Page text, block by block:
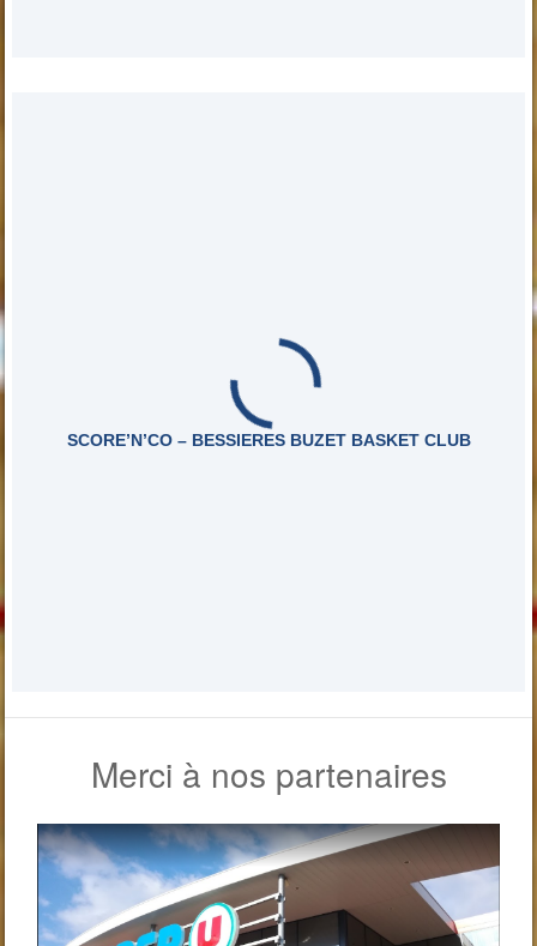
SCORE’N’CO – BESSIERES BUZET BASKET CLUB
Merci à nos partenaires